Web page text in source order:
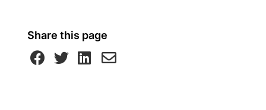
Share this page